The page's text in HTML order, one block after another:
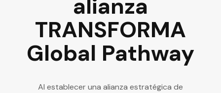
alianza
TRANSFORMA
Global Pathway
Al establecer una alianza estratégica de